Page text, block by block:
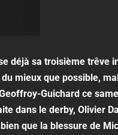
déjà sa troisième trêve
mieux que possible,
Guichard ce
dans le derby, Olivier
que la blessure de